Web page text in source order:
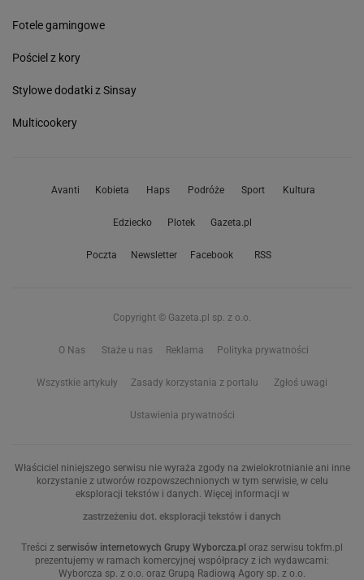
Fotele gamingowe
Pościel z kory
Stylowe dodatki z Sinsay
Multicookery
Avanti Kobieta Haps Podróże Sport Kultura
Edziecko Plotek Gazeta.pl
Poczta Newsletter Facebook RSS
Copyright © Gazeta.pl sp. z o.o.
O Nas Staże u nas Reklama Polityka prywatności
Wszystkie artykuły Zasady korzystania z portalu Zgłoś uwagi
Ustawienia prywatności
Właściciel niniejszego serwisu nie wyraża zgody na zwielokrotnianie ani inne
korzystanie z utworów rozpowszechnionych w tym serwisie, w celu
eksploracji tekstów i danych. Więcej informacji w
zastrzeżeniu dot. eksploracji tekstów i danych
Treści z serwisów internetowych Grupy Wyborcza.pl oraz serwisu tokfm.pl
prezentujemy w ramach komercyjnej współpracy z ich wydawcami:
Wyborcza sp. z o.o. oraz Grupą Radiową Agory sp. z o.o.